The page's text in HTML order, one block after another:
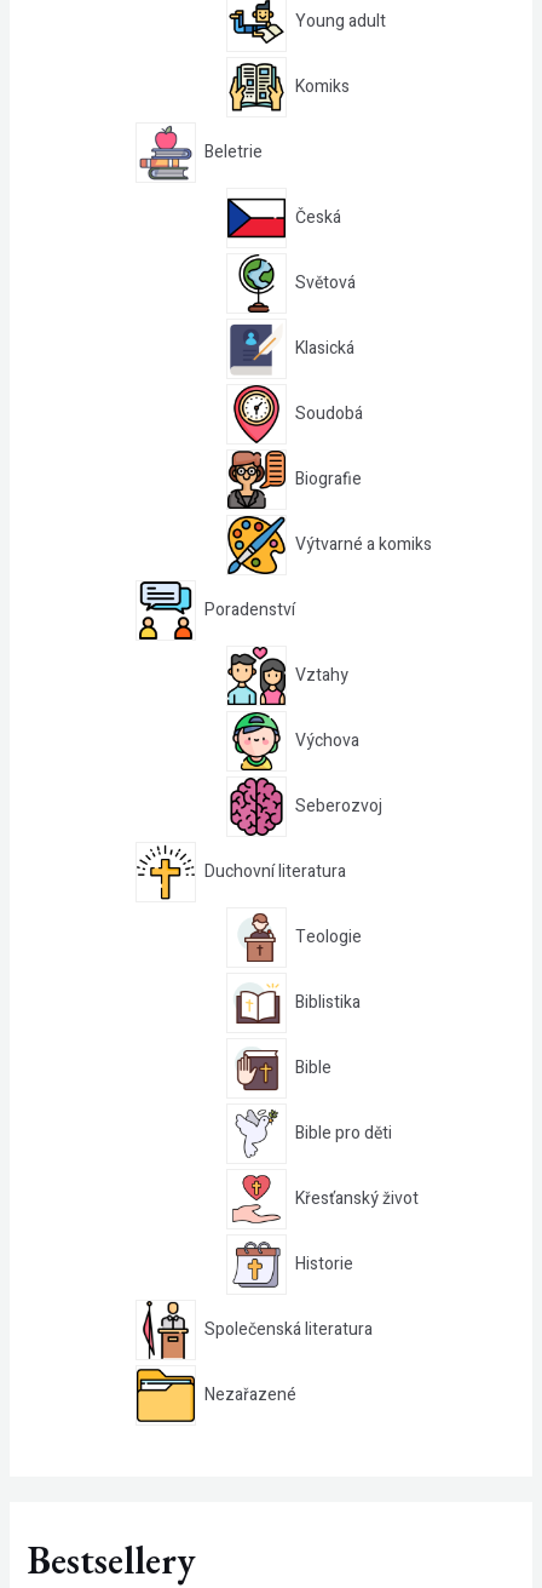
Young adult
Komiks
Beletrie
Česká
Světová
Klasická
Soudobá
Biografie
Výtvarné a komiks
Poradenství
Vztahy
Výchova
Seberozvoj
Duchovní literatura
Teologie
Biblistika
Bible
Bible pro děti
Křesťanský život
Historie
Společenská literatura
Nezařazené
Bestsellery